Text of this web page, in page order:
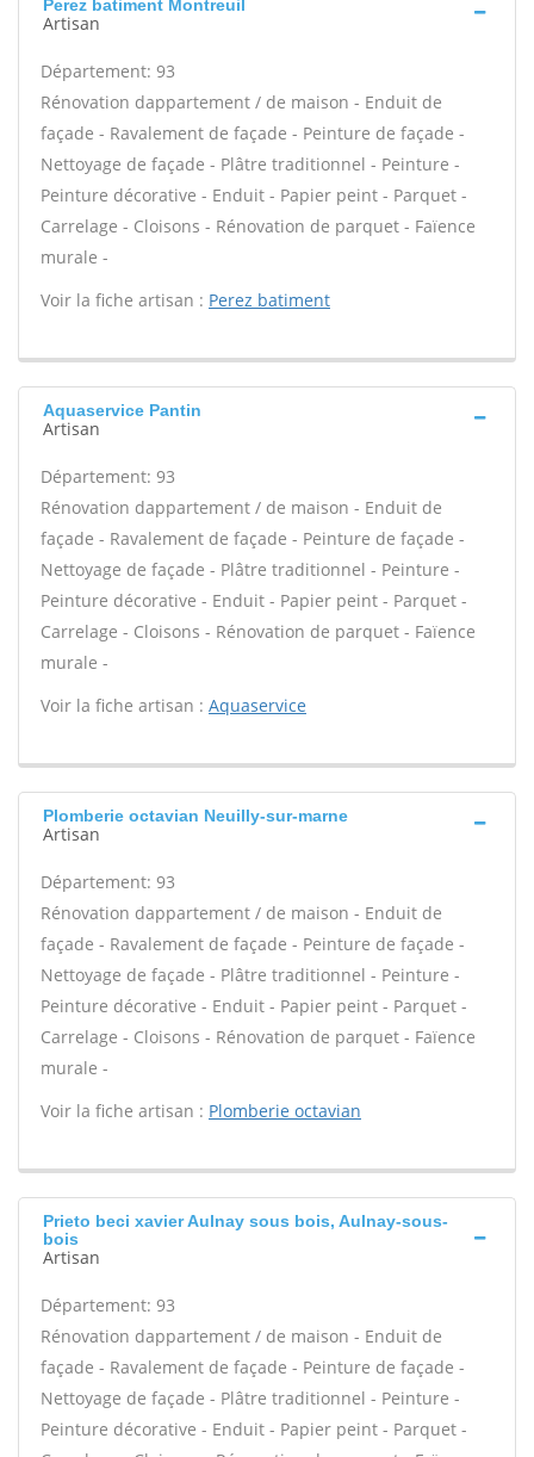
Perez batiment Montreuil
Artisan
Département: 93
Rénovation dappartement / de maison - Enduit de
façade - Ravalement de façade - Peinture de façade -
Nettoyage de façade - Plâtre traditionnel - Peinture -
Peinture décorative - Enduit - Papier peint - Parquet -
Carrelage - Cloisons - Rénovation de parquet - Faïence
murale -
Voir la fiche artisan : Perez batiment
Aquaservice Pantin
Artisan
Département: 93
Rénovation dappartement / de maison - Enduit de
façade - Ravalement de façade - Peinture de façade -
Nettoyage de façade - Plâtre traditionnel - Peinture -
Peinture décorative - Enduit - Papier peint - Parquet -
Carrelage - Cloisons - Rénovation de parquet - Faïence
murale -
Voir la fiche artisan : Aquaservice
Plomberie octavian Neuilly-sur-marne
Artisan
Département: 93
Rénovation dappartement / de maison - Enduit de
façade - Ravalement de façade - Peinture de façade -
Nettoyage de façade - Plâtre traditionnel - Peinture -
Peinture décorative - Enduit - Papier peint - Parquet -
Carrelage - Cloisons - Rénovation de parquet - Faïence
murale -
Voir la fiche artisan : Plomberie octavian
Prieto beci xavier Aulnay sous bois, Aulnay-sous-
bois
Artisan
Département: 93
Rénovation dappartement / de maison - Enduit de
façade - Ravalement de façade - Peinture de façade -
Nettoyage de façade - Plâtre traditionnel - Peinture -
Peinture décorative - Enduit - Papier peint - Parquet -